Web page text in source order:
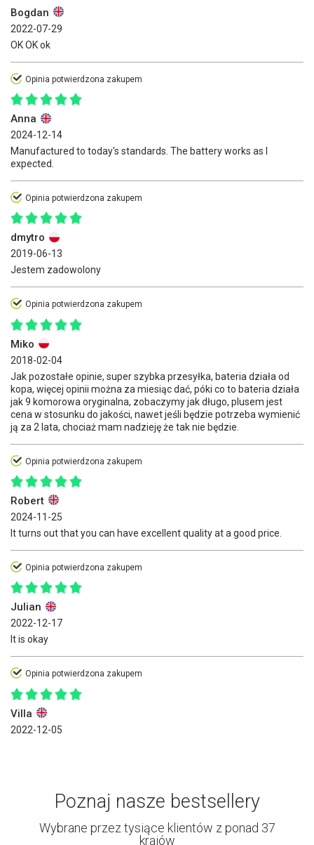
Bogdan
2022-07-29
OK OK ok
Opinia potwierdzona zakupem
Anna
2024-12-14
Manufactured to today's standards. The battery works as I
expected.
Opinia potwierdzona zakupem
dmytro
2019-06-13
Jestem zadowolony
Opinia potwierdzona zakupem
Miko
2018-02-04
Jak pozostałe opinie, super szybka przesyłka, bateria działa od
kopa, więcej opinii można za miesiąc dać, póki co to bateria działa
jak 9 komorowa oryginalna, zobaczymy jak długo, plusem jest
cena w stosunku do jakości, nawet jeśli będzie potrzeba wymienić
ją za 2 lata, chociaż mam nadzieję że tak nie będzie.
Opinia potwierdzona zakupem
Robert
2024-11-25
It turns out that you can have excellent quality at a good price.
Opinia potwierdzona zakupem
Julian
2022-12-17
It is okay
Opinia potwierdzona zakupem
Villa
2022-12-05
Poznaj nasze bestsellery
Wybrane przez tysiące klientów z ponad 37
krajów